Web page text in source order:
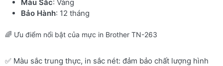
Màu Sắc: Vàng
Bảo Hành: 12 tháng
🌈 Ưu điểm nổi bật của mực in Brother TN-263
✅ Màu sắc trung thực, in sắc nét: đảm bảo chất lượng hình